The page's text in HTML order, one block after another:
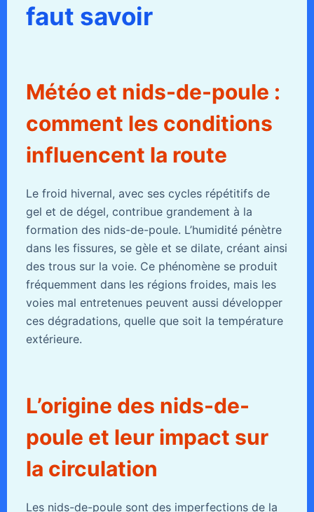
faut savoir
Météo et nids-de-poule :
comment les conditions
influencent la route
Le froid hivernal, avec ses cycles répétitifs de
gel et de dégel, contribue grandement à la
formation des nids-de-poule. L’humidité pénètre
dans les fissures, se gèle et se dilate, créant ainsi
des trous sur la voie. Ce phénomène se produit
fréquemment dans les régions froides, mais les
voies mal entretenues peuvent aussi développer
ces dégradations, quelle que soit la température
extérieure.
L’origine des nids-de-
poule et leur impact sur
la circulation
Les nids-de-poule sont des imperfections de la